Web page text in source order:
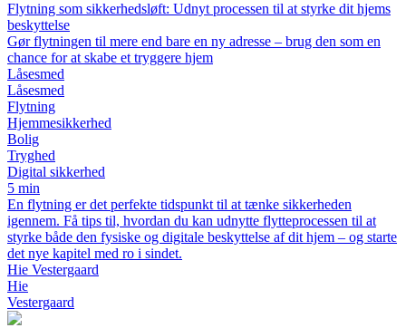
Flytning som sikkerhedsløft: Udnyt processen til at styrke dit hjems
beskyttelse
Gør flytningen til mere end bare en ny adresse – brug den som en
chance for at skabe et tryggere hjem
Låsesmed
Låsesmed
Flytning
Hjemmesikkerhed
Bolig
Tryghed
Digital sikkerhed
5 min
En flytning er det perfekte tidspunkt til at tænke sikkerheden
igennem. Få tips til, hvordan du kan udnytte flytteprocessen til at
styrke både den fysiske og digitale beskyttelse af dit hjem – og starte
det nye kapitel med ro i sindet.
Hie Vestergaard
Hie
Vestergaard